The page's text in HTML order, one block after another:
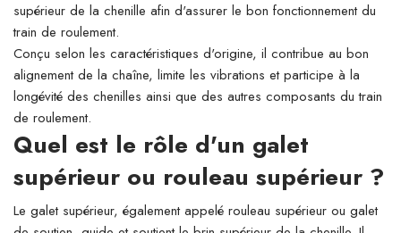
supérieur de la chenille afin d'assurer le bon fonctionnement du
train de roulement.
Conçu selon les caractéristiques d'origine, il contribue au bon
alignement de la chaîne, limite les vibrations et participe à la
longévité des chenilles ainsi que des autres composants du train
de roulement.
Quel est le rôle d'un galet
supérieur ou rouleau supérieur ?
Le galet supérieur, également appelé rouleau supérieur ou galet